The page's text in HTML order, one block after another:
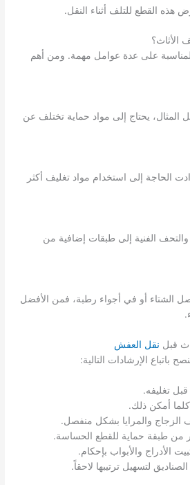
هذه القطع للتلف أثناء النقل.
الأثاث؟
المناسبة على عدة عوامل مهمة. ومن أهم
المثال، يحتاج إلى مواد حماية تختلف عن
الحاجة إلى استخدام مواد تغليف أكثر
والتحف الفنية إلى طبقات إضافية من
الشتاء أو في أجواء رطبة، فمن الأفضل
قبل نقل العفش
باتباع الإرشادات التالية:
قبل تغليفه.
كلما أمكن ذلك.
الزجاج والمرايا بشكل منفصل.
من طبقة حماية للقطع الحساسة.
الأدراج والأبواب بإحكام.
لتسهيل ترتيبها لاحقاً.